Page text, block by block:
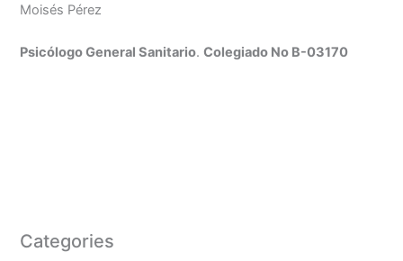
Moisés Pérez
Psicólogo General Sanitario.Colegiado No B-03170
Categories